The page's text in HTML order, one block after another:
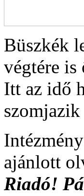
Büszkék
végtére
Itt az idő
ajánlott
Riadó!